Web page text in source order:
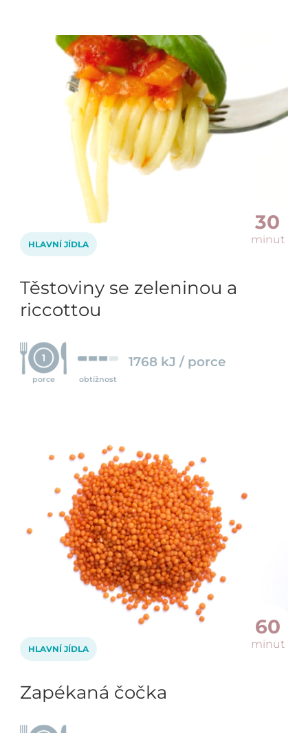
30
minut
HLAVNÍ JÍDLA
Těstoviny se zeleninou a
riccottou
1
porce obtížnost
1768 kJ / porce
60
minut
HLAVNÍ JÍDLA
Zapékaná čočka